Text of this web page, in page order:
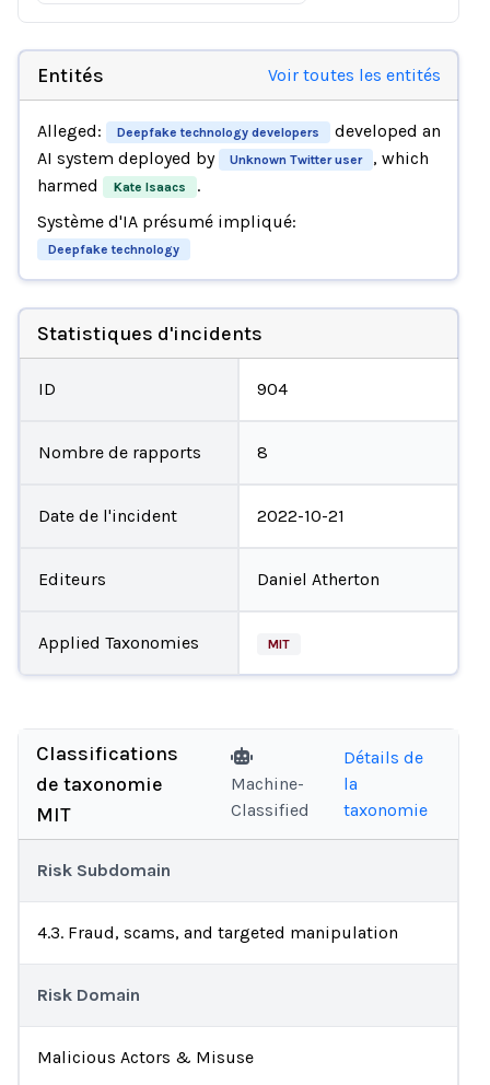
Entités Voir toutes les entités
Alleged: Deepfake technology developers
developed an
AI system deployed by
Unknown Twitter user
, which
harmed
Kate Isaacs
.
Système d'IA présumé impliqué:
Deepfake technology
Statistiques d'incidents
ID 904
Nombre de rapports 8
Date de l'incident 2022-10-21
Editeurs Daniel Atherton
Applied Taxonomies MIT
Classifications
de taxonomie
MIT
Machine-
Classified
Détails de
la
taxonomie
Risk Subdomain
4.3. Fraud, scams, and targeted manipulation
Risk Domain
Malicious Actors & Misuse